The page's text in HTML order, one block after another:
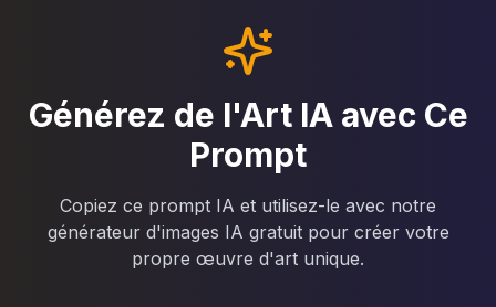
Générez de l'Art IA avec Ce
Prompt
Copiez ce prompt IA et utilisez-le avec notre
générateur d'images IA gratuit pour créer votre
propre œuvre d'art unique.